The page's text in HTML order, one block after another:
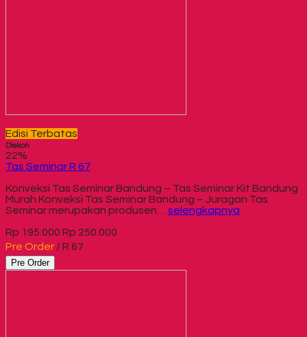
Edisi Terbatas
Diskon
22%
Tas Seminar R 67
Konveksi Tas Seminar Bandung – Tas Seminar Kit Bandung
Murah Konveksi Tas Seminar Bandung – Juragan Tas
Seminar merupakan produsen… selengkapnya
Rp 195.000 Rp 250.000
Pre Order / R 67
Pre Order